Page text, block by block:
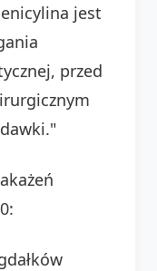
jest
przed